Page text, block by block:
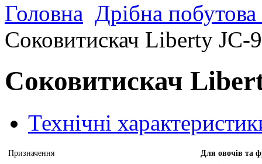
Головна Дрібна побутова
Соковитискач Liberty JC-
Соковитискач
Технічні
Призначення
Для овочів та